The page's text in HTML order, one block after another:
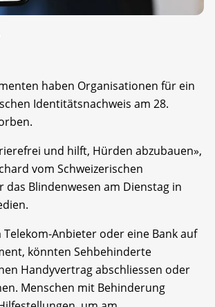
haben Organisationen für ein
Identitätsnachweis am 28.
und hilft, Hürden abzubauen»,
vom Schweizerischen
das Blindenwesen am Dienstag in
Telekom-Anbieter oder eine Bank auf
könnten Sehbehinderte
Handyvertrag abschliessen oder
Menschen mit Behinderung